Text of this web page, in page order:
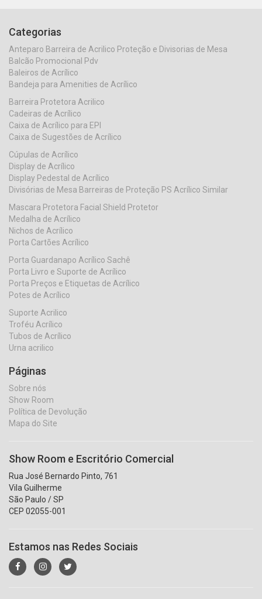
Categorias
Anteparo Barreira de Acrilico Proteção e Divisorias de Mesa
Balcão Promocional Pdv
Baleiros de Acrílico
Bandeja para Amenities de Acrílico
Barreira Protetora Acrilico
Cadeiras de Acrílico
Caixa de Acrílico para EPI
Caixa de Sugestões de Acrílico
Cúpulas de Acrílico
Display de Acrílico
Display Pedestal de Acrílico
Divisórias de Mesa Barreiras de Proteção PS Acrílico Similar
Mascara Protetora Facial Shield Protetor
Medalha de Acrílico
Nichos de Acrílico
Porta Cartões Acrílico
Porta Guardanapo Acrílico Sachê
Porta Livro e Suporte de Acrílico
Porta Preços e Etiquetas de Acrílico
Potes de Acrílico
Suporte Acrilico
Troféu Acrílico
Tubos de Acrílico
Urna acrilico
Páginas
Sobre nós
Show Room
Política de Devolução
Mapa do Site
Show Room e Escritório Comercial
Rua José Bernardo Pinto, 761
Vila Guilherme
São Paulo / SP
CEP 02055-001
Estamos nas Redes Sociais